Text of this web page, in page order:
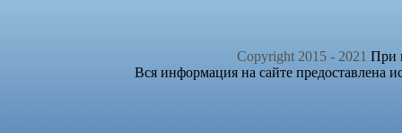
Copyright 2015 - 2021 При
Вся информация на сайте предоставлена